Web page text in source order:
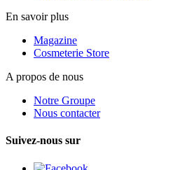
En savoir plus
Magazine
Cosmeterie Store
A propos de nous
Notre Groupe
Nous contacter
Suivez-nous sur